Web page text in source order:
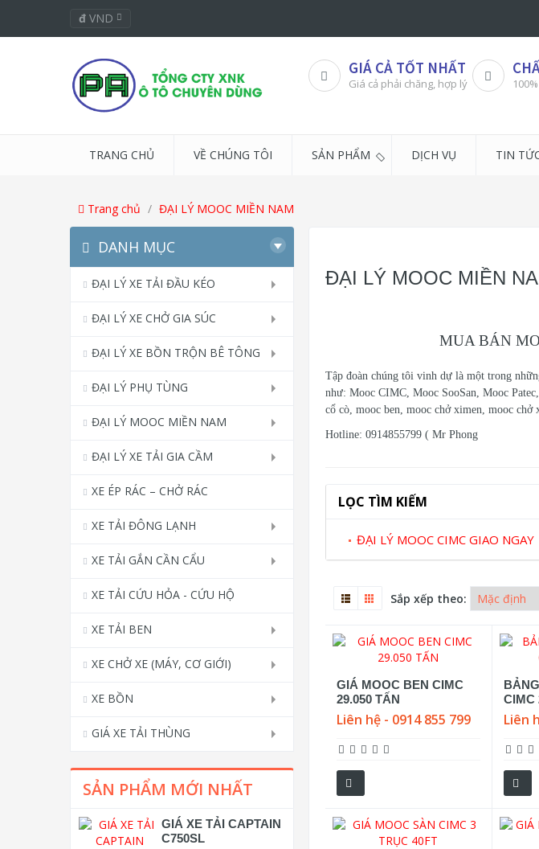
đ VND
GIÁ CẢ TỐT NHẤT
Giá cả phải chăng, hợp lý
TRANG CHỦ VỀ CHÚNG TÔI SẢN PHẨM DỊCH VỤ TIN
Trang chủ ĐẠI LÝ MOOC MIỀN NAM
DANH MỤC
ĐẠI LÝ XE TẢI ĐẦU KÉO
ĐẠI LÝ XE CHỞ GIA SÚC
ĐẠI LÝ XE BỒN TRỘN BÊ TÔNG
ĐẠI LÝ PHỤ TÙNG
ĐẠI LÝ MOOC MIỀN NAM
ĐẠI LÝ XE TẢI GIA CẦM
XE ÉP RÁC – CHỞ RÁC
XE TẢI ĐÔNG LẠNH
XE TẢI GẮN CẦN CẨU
XE TẢI CỨU HỎA - CỨU HỘ
XE TẢI BEN
XE CHỞ XE (MÁY, CƠ GIỚI)
XE BỒN
GIÁ XE TẢI THÙNG
SẢN PHẨM MỚI NHẤT
GIÁ XE TẢI CAPTAIN
C750SL
ĐẠI LÝ MOOC MIỀN
MUA BÁN
Tập đoàn chúng tôi vinh dự là một trong
như: Mooc CIMC, Mooc SooSan, Mooc
cổ cò, mooc ben, mooc chở ximen, mooc chở
Hotline: 0914855799 ( Mr Phong
LỌC TÌM KIẾM
ĐẠI LÝ MOOC CIMC GIAO NGAY
Sắp xếp theo:
GIÁ MOOC BEN CIMC
29.050 TẤN
Liên hệ - 0914 855 799
CIMC
Liên